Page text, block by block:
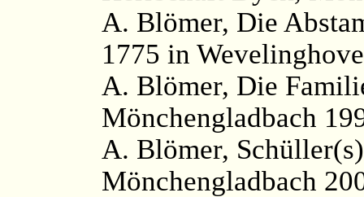
A. Blömer, Die
1775 in
A. Blömer, Die
Mönchengladbach
A. Blömer,
Mönchengladbach